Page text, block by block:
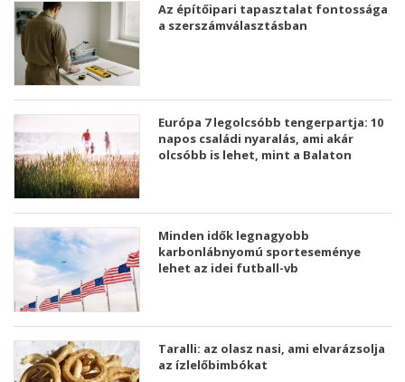
Az építőipari tapasztalat fontossága
a szerszámválasztásban
Európa 7 legolcsóbb tengerpartja: 10
napos családi nyaralás, ami akár
olcsóbb is lehet, mint a Balaton
Minden idők legnagyobb
karbonlábnyomú sporteseménye
lehet az idei futball-vb
Taralli: az olasz nasi, ami elvarázsolja
az ízlelőbimbókat